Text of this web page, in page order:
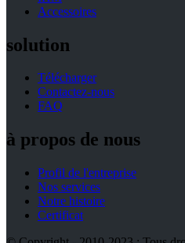
Accessoires
solution
Télécharger
Contactez-nous
FAQ
à propos de nous
Profil de l'entreprise
Nos services
Notre histoire
Certificat